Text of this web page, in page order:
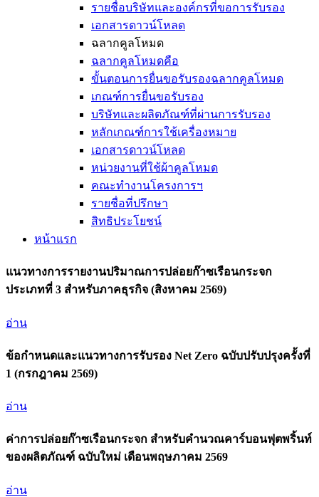
รายชื่อบริษัทและองค์กรที่ขอการรับรอง
เอกสารดาวน์โหลด
ฉลากคูลโหมด
ฉลากคูลโหมดคือ
ขั้นตอนการยื่นขอรับรองฉลากคูลโหมด
เกณฑ์การยื่นขอรับรอง
บริษัทและผลิตภัณฑ์ที่ผ่านการรับรอง
หลักเกณฑ์การใช้เครื่องหมาย
เอกสารดาวน์โหลด
หน่วยงานที่ใช้ผ้าคูลโหมด
คณะทำงานโครงการฯ
รายชื่อที่ปรึกษา
สิทธิประโยชน์
หน้าแรก
แนวทางการรายงานปริมาณการปล่อยก๊าซเรือนกระจก
ประเภทที่ 3 สำหรับภาคธุรกิจ (สิงหาคม 2569)
อ่าน
ข้อกำหนดและแนวทางการรับรอง Net Zero ฉบับปรับปรุงครั้งที่
1 (กรกฎาคม 2569)
อ่าน
ค่าการปล่อยก๊าซเรือนกระจก สำหรับคำนวณคาร์บอนฟุตพริ้นท์
ของผลิตภัณฑ์ ฉบับใหม่ เดือนพฤษภาคม 2569
อ่าน